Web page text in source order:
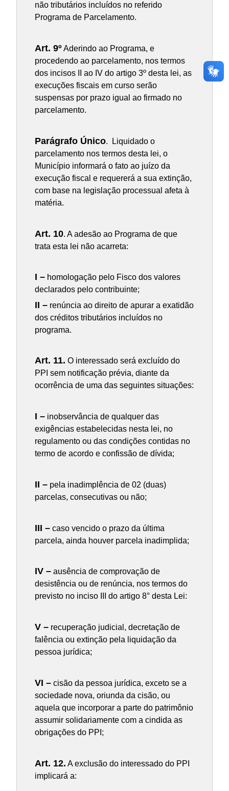
não tributários incluídos no referido
Programa de Parcelamento.
Art. 9ºAderindo ao Programa, e
procedendo ao parcelamento, nos termos
dos incisos II ao IV do artigo 3º desta lei, as
execuções fiscais em curso serão
suspensas por prazo igual ao firmado no
parcelamento.
Parágrafo Único. Liquidado o
parcelamento nos termos desta lei, o
Município informará o fato ao juízo da
execução fiscal e requererá a sua extinção,
com base na legislação processual afeta à
matéria.
Art. 10. A adesão ao Programa de que
trata esta lei não acarreta:
I – homologação pelo Fisco dos valores
declarados pelo contribuinte;
II – renúncia ao direito de apurar a exatidão
dos créditos tributários incluídos no
programa.
Art. 11. O interessado será excluído do
PPI sem notificação prévia, diante da
ocorrência de uma das seguintes situações:
I – inobservância de qualquer das
exigências estabelecidas nesta lei, no
regulamento ou das condições contidas no
termo de acordo e confissão de dívida;
II – pela inadimplência de 02 (duas)
parcelas, consecutivas ou não;
III – caso vencido o prazo da última
parcela, ainda houver parcela inadimplida;
IV – ausência de comprovação de
desistência ou de renúncia, nos termos do
previsto no inciso III do artigo 8° desta Lei:
V – recuperação judicial, decretação de
falência ou extinção pela liquidação da
pessoa jurídica;
VI – cisão da pessoa jurídica, exceto se a
sociedade nova, oriunda da cisão, ou
aquela que incorporar a parte do patrimônio
assumir solidariamente com a cindida as
obrigações do PPI;
Art. 12. A exclusão do interessado do PPI
implicará a: